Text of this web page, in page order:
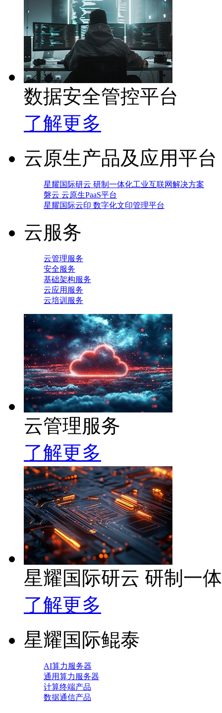
数据安全管控平台
了解更多
云原生产品及应用平台
星耀国际研云 研制一体化工业互联网解决方案
磐云 云原生PaaS平台
星耀国际云印 数字化文印管理平台
云服务
云管理服务
安全服务
基础架构服务
云应用服务
云培训服务
云管理服务
了解更多
星耀国际研云 研制一
了解更多
星耀国际鲲泰
AI算力服务器
通用算力服务器
计算终端产品
数据通信产品